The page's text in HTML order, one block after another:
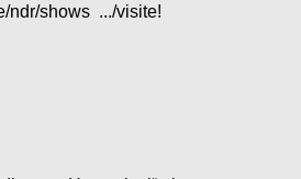
ndr/shows .../visite!